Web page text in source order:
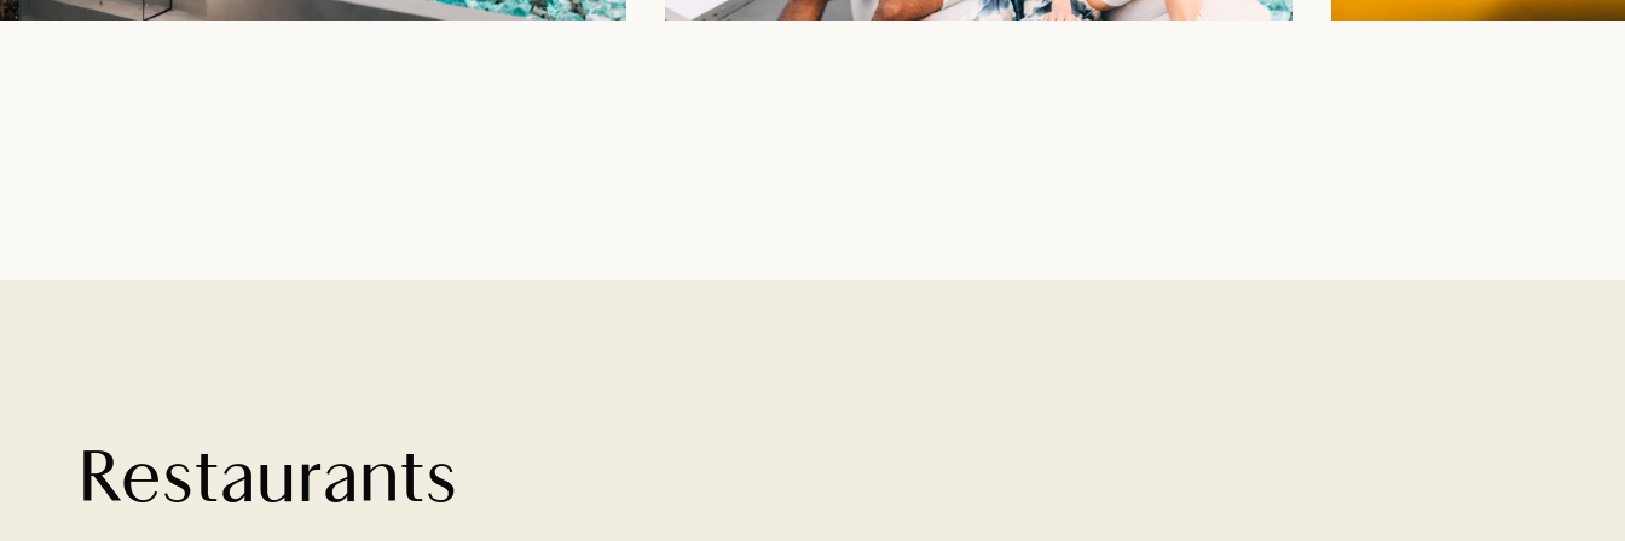
Restaurants